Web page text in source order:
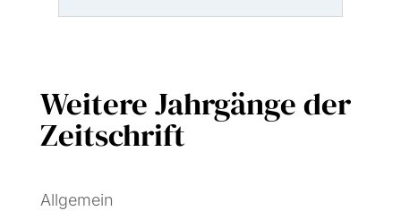
Weitere Jahrgänge der
Zeitschrift
Allgemein